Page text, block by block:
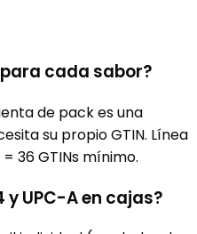
cada sabor?
de pack es una
su propio GTIN. Línea
36 GTINs mínimo.
y UPC-A en cajas?